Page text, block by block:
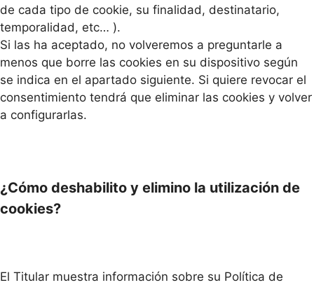
de cada tipo de cookie, su finalidad, destinatario,
temporalidad, etc… ).
Si las ha aceptado, no volveremos a preguntarle a
menos que borre las cookies en su dispositivo según
se indica en el apartado siguiente. Si quiere revocar el
consentimiento tendrá que eliminar las cookies y volver
a configurarlas.
¿Cómo deshabilito y elimino la utilización de
cookies?
El Titular muestra información sobre su Política de